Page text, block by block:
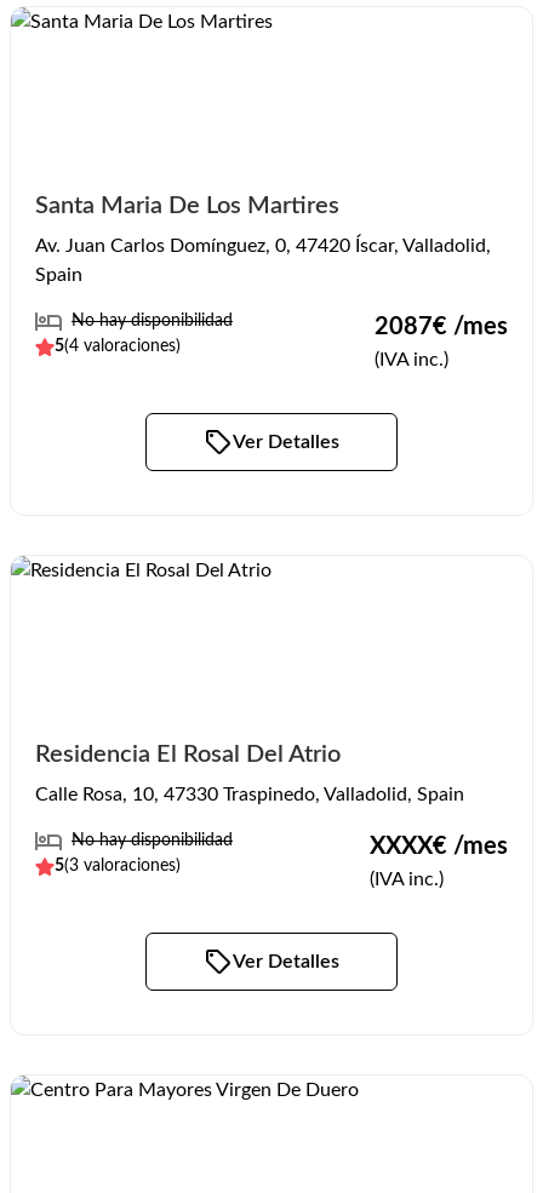
Santa Maria De Los Martires
Av. Juan Carlos Domínguez, 0, 47420 Íscar, Valladolid,
Spain
No hay disponibilidad
5(4 valoraciones)
2087€ /mes
(IVA inc.)
Ver Detalles
Residencia El Rosal Del Atrio
Calle Rosa, 10, 47330 Traspinedo, Valladolid, Spain
No hay disponibilidad
5(3 valoraciones)
XXXX€ /mes
(IVA inc.)
Ver Detalles